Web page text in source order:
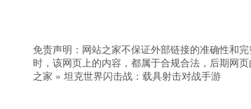
免责声明：网站之家不保证外部链接的准确性和
时，该网页上的内容，都属于合规合法，后期网
之家 » 坦克世界闪击战：载具射击对战手游